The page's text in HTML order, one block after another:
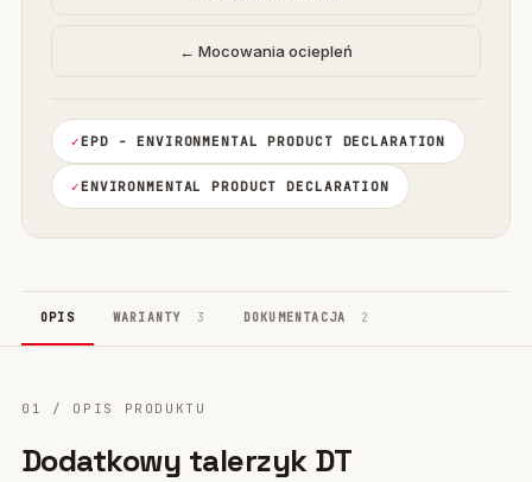
← Mocowania ociepleń
EPD - ENVIRONMENTAL PRODUCT DECLARATION
ENVIRONMENTAL PRODUCT DECLARATION
OPIS WARIANTY 3 DOKUMENTACJA 2
01 / OPIS PRODUKTU
Dodatkowy talerzyk DT